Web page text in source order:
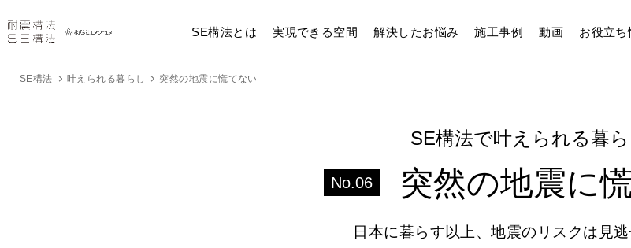
SE構法とは 実現できる空間 解決したお悩み 施工事例 動画 お役立ち
SE構法 叶えられる暮らし 突然の地震に慌てない
SE構法で叶えられる暮ら
No.06 突然の地震に
日本に暮らす以上、地震のリスクは見逃